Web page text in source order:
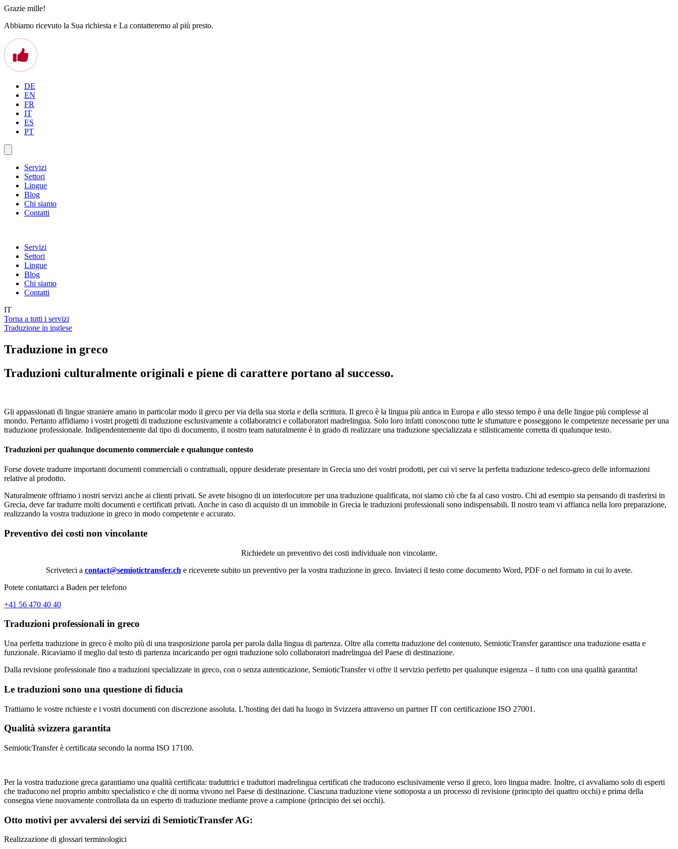
Grazie mille!
Abbiamo ricevuto la Sua richiesta e La contatteremo al più presto.
DE
EN
FR
IT
ES
PT
Servizi
Settori
Lingue
Blog
Chi siamo
Contatti
Servizi
Settori
Lingue
Blog
Chi siamo
Contatti
IT
Torna a tutti i servizi
Traduzione in inglese
Traduzione in greco
Traduzioni culturalmente originali e piene di carattere portano al successo.
Gli appassionati di lingue straniere amano in particolar modo il greco per via della sua storia e della scrittura. Il greco è la lingua più antica in Europa e allo stesso tempo è una delle lingue più complesse al
mondo. Pertanto affidiamo i vostri progetti di traduzione esclusivamente a collaboratrici e collaboratori madrelingua. Solo loro infatti conoscono tutte le sfumature e posseggono le competenze necessarie per una
traduzione professionale. Indipendentemente dal tipo di documento, il nostro team naturalmente è in grado di realizzare una traduzione specializzata e stilisticamente corretta di qualunque testo.
Traduzioni per qualunque documento commerciale e qualunque contesto
Forse dovete tradurre importanti documenti commerciali o contrattuali, oppure desiderate presentare in Grecia uno dei vostri prodotti, per cui vi serve la perfetta traduzione tedesco-greco delle informazioni
relative al prodotto.
Naturalmente offriamo i nostri servizi anche ai clienti privati. Se avete bisogno di un interlocutore per una traduzione qualificata, noi siamo ciò che fa al caso vostro. Chi ad esempio sta pensando di trasferirsi in
Grecia, deve far tradurre molti documenti e certificati privati. Anche in caso di acquisto di un immobile in Grecia le traduzioni professionali sono indispensabili. Il nostro team vi affianca nella loro preparazione,
realizzando la vostra traduzione in greco in modo competente e accurato.
Preventivo dei costi non vincolante
Richiedete un preventivo dei costi individuale non vincolante.
Scriveteci a contact@semiotictransfer.ch e riceverete subito un preventivo per la vostra traduzione in greco. Inviateci il testo come documento Word, PDF o nel formato in cui lo avete.
Potete contattarci a Baden per telefono
+41 56 470 40 40
Traduzioni professionali in greco
Una perfetta traduzione in greco è molto più di una trasposizione parola per parola dalla lingua di partenza. Oltre alla corretta traduzione del contenuto, SemioticTransfer garantisce una traduzione esatta e
funzionale. Ricaviamo il meglio dal testo di partenza incaricando per ogni traduzione solo collaboratori madrelingua del Paese di destinazione.
Dalla revisione professionale fino a traduzioni specializzate in greco, con o senza autenticazione, SemioticTransfer vi offre il servizio perfetto per qualunque esigenza – il tutto con una qualità garantita!
Le traduzioni sono una questione di fiducia
Trattiamo le vostre richieste e i vostri documenti con discrezione assoluta. L’hosting dei dati ha luogo in Svizzera attraverso un partner IT con certificazione ISO 27001.
Qualità svizzera garantita
SemioticTransfer è certificata secondo la norma ISO 17100.
Per la vostra traduzione greca garantiamo una qualità certificata: traduttrici e traduttori madrelingua certificati che traducono esclusivamente verso il greco, loro lingua madre. Inoltre, ci avvaliamo solo di esperti
che traducono nel proprio ambito specialistico e che di norma vivono nel Paese di destinazione. Ciascuna traduzione viene sottoposta a un processo di revisione (principio dei quattro occhi) e prima della
consegna viene nuovamente controllata da un esperto di traduzione mediante prove a campione (principio dei sei occhi).
Otto motivi per avvalersi dei servizi di SemioticTransfer AG:
Realizzazione di glossari terminologici